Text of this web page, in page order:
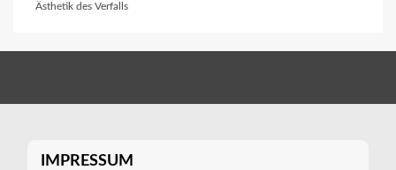
Ästhetik des Verfalls
IMPRESSUM